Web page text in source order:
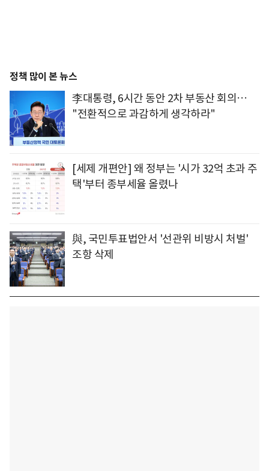
정책 많이 본 뉴스
李대통령, 6시간 동안 2차 부동산 회의…
"전환적으로 과감하게 생각하라"
[세제 개편안] 왜 정부는 '시가 32억 초과 주
택'부터 종부세율 올렸나
與, 국민투표법안서 '선관위 비방시 처벌'
조항 삭제